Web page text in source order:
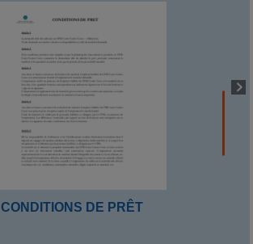
CONDITIONS DE PRÊT